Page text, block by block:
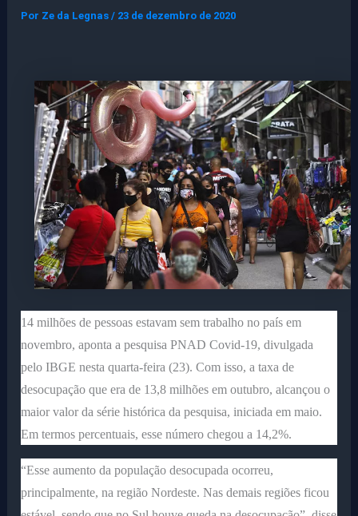
Por Ze da Legnas/ 23 de dezembro de 2020
14 milhões de pessoas estavam sem trabalho no país em
novembro, aponta a pesquisa PNAD Covid-19, divulgada
pelo IBGE nesta quarta-feira (23). Com isso, a taxa de
desocupação que era de 13,8 milhões em outubro, alcançou o
maior valor da série histórica da pesquisa, iniciada em maio.
Em termos percentuais, esse número chegou a 14,2%.
“Esse aumento da população desocupada ocorreu,
principalmente, na região Nordeste. Nas demais regiões ficou